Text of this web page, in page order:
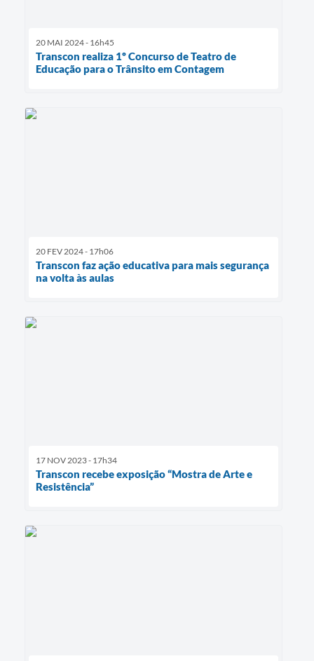
20 MAI 2024 - 16h45
Transcon realiza 1º Concurso de Teatro de
Educação para o Trânsito em Contagem
20 FEV 2024 - 17h06
Transcon faz ação educativa para mais segurança
na volta às aulas
17 NOV 2023 - 17h34
Transcon recebe exposição “Mostra de Arte e
Resistência”